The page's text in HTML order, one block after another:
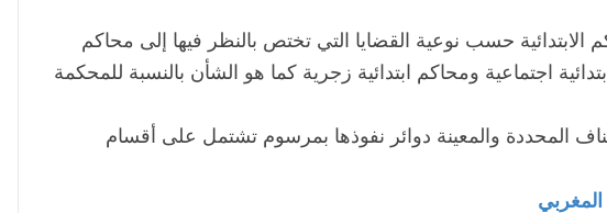
الابتدائية حسب نوعية القضايا التي تختص بالنظر فيها إلى محاكم
اجتماعية ومحاكم ابتدائية زجرية كما هو الشأن بالنسبة للمحكمة
المحددة والمعينة دوائر نفوذها بمرسوم تشتمل على أقسام
المغربي